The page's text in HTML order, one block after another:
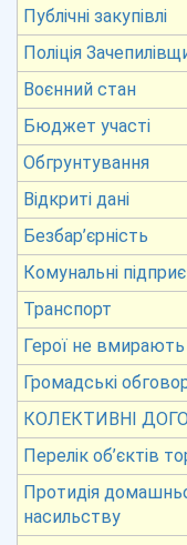
Публічні закупівлі
Поліція
Воєнний стан
Бюджет участі
Обгрунтування
Відкриті дані
Безбар’єрність
Комунальні
Транспорт
Герої не вмирають
Громадські
КОЛЕКТИВНІ
Перелік об’єктів
Протидія
насильству